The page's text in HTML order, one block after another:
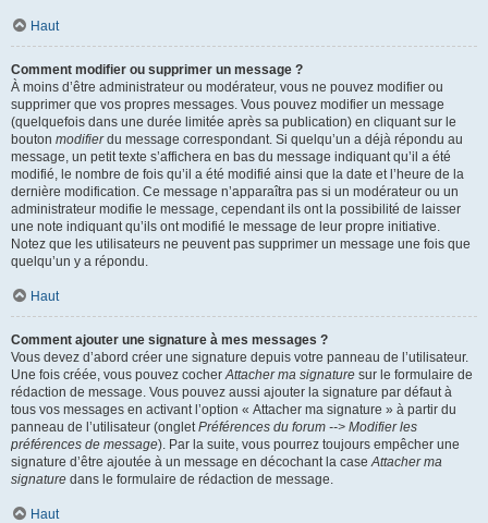
Haut
Comment modifier ou supprimer un message ?
À moins d’être administrateur ou modérateur, vous ne pouvez modifier ou
supprimer que vos propres messages. Vous pouvez modifier un message
(quelquefois dans une durée limitée après sa publication) en cliquant sur le
bouton modifierdu message correspondant. Si quelqu’un a déjà répondu au
message, un petit texte s’affichera en bas du message indiquant qu’il a été
modifié, le nombre de fois qu’il a été modifié ainsi que la date et l’heure de la
dernière modification. Ce message n’apparaîtra pas si un modérateur ou un
administrateur modifie le message, cependant ils ont la possibilité de laisser
une note indiquant qu’ils ont modifié le message de leur propre initiative.
Notez que les utilisateurs ne peuvent pas supprimer un message une fois que
quelqu’un y a répondu.
Haut
Comment ajouter une signature à mes messages ?
Vous devez d’abord créer une signature depuis votre panneau de l’utilisateur.
Une fois créée, vous pouvez cocherAttacher ma signature sur le formulaire de
rédaction de message. Vous pouvez aussi ajouter la signature par défaut à
tous vos messages en activant l’option « Attacher ma signature » à partir du
panneau de l’utilisateur (ongletPréférences du forum --> Modifier les
préférences de message). Par la suite, vous pourrez toujours empêcher une
signature d’être ajoutée à un message en décochant la caseAttacher ma
signature dans le formulaire de rédaction de message.
Haut